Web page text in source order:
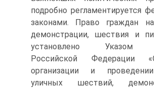
подробно регламентируется
законами. Право граждан
демонстрации, шествия и
установлено Указом
Российской Федерации
организации и
уличных шествий,